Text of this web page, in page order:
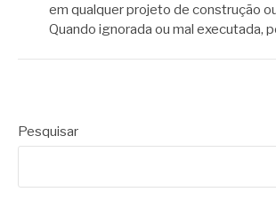
em qualquer projeto de construção
Quando ignorada ou mal executada,
Pesquisar